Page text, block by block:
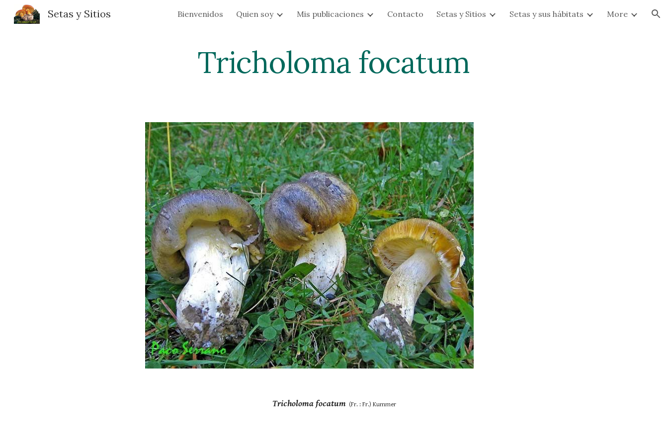
Skip to main content Skip to navigation
Setas y Sitios Bienvenidos Quien soy Mis publicaciones Contacto Setas y Sitios Setas y sus hábitats More
Tricholoma focatum
Tricholoma focatum
  (Fr. : Fr.) Kummer